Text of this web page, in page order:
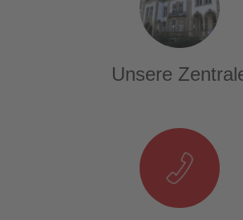
Unsere